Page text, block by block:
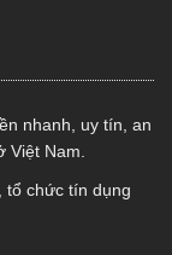
nhanh, uy tín, an
Việt Nam.
tổ chức tín dụng